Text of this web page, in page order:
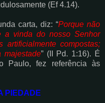
(Ef 4.14).
carta, diz: “Porque não
a vinda do nosso Senhor
artificialmente compostas;
majestade” (II Pd. 1:16). É
Paulo, fez referência às
PIEDADE